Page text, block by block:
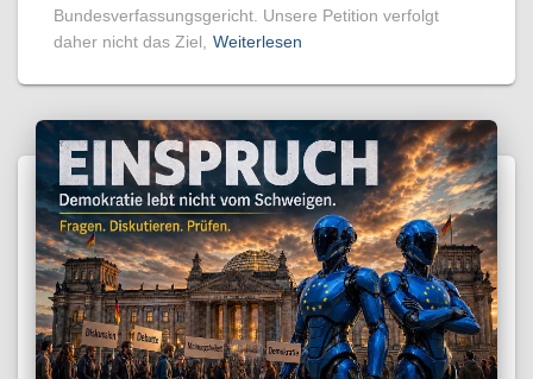
Bundesverfassungsgericht. Unsere Petition verfolgt
daher nicht das Ziel,
Weiterlesen